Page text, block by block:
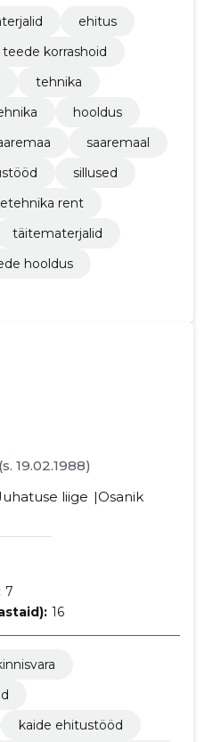
ehitus
korrashoid
tehnika
hooldus
saaremaal
sillused
rent
täitematerjalid
hooldus
(s. 19.02.1988)
liige Osanik
7
16
kaide ehitustööd